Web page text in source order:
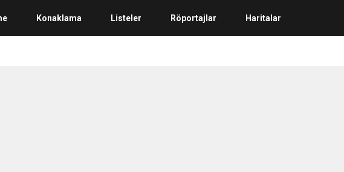
Konaklama Listeler Röportajlar Haritalar